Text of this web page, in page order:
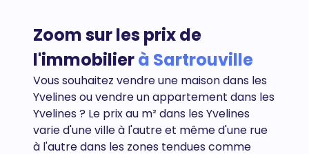
Zoom sur les prix de
l'immobilierà Sartrouville
Vous souhaitez vendre une maison dans les
Yvelines ou vendre un appartement dans les
Yvelines? Le prix au m² dans les Yvelines
varie d'une ville à l'autre et même d'une rue
à l'autre dans les zones tendues comme